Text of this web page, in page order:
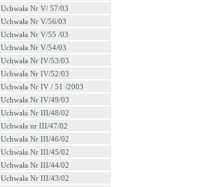
Uchwała Nr V/ 57/03
Uchwała Nr V/56/03
Uchwała Nr V/55 /03
Uchwała Nr V/54/03
Uchwała Nr IV/53/03
Uchwała Nr IV/52/03
Uchwała Nr IV / 51 /2003
Uchwała Nr IV/49/03
Uchwała Nr III/48/02
Uchwała nr III/47/02
Uchwała Nr III/46/02
Uchwała Nr III/45/02
Uchwała Nr III/44/02
Uchwała Nr III/43/02